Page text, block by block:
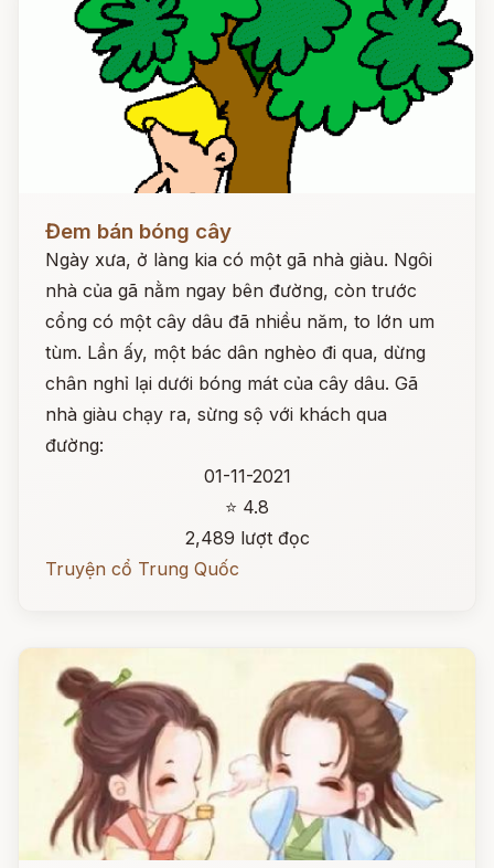
Đem bán bóng cây
Ngày xưa, ở làng kia có một gã nhà giàu. Ngôi
nhà của gã nằm ngay bên đường, còn trước
cổng có một cây dâu đã nhiều năm, to lớn um
tùm. Lần ấy, một bác dân nghèo đi qua, dừng
chân nghỉ lại dưới bóng mát của cây dâu. Gã
nhà giàu chạy ra, sừng sộ với khách qua
đường:
01-11-2021
⭐ 4.8
2,489 lượt đọc
Truyện cổ Trung Quốc